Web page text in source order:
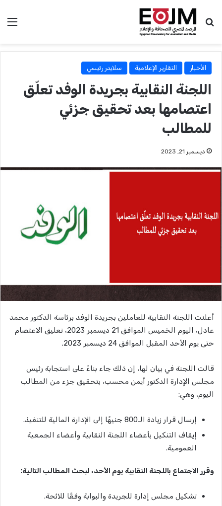
بحث عن
الأخبار التقارير الإعلامية سلايدر رئيسي
اللجنة النقابية بجريدة الوفد تعلّق
اعتصامها بعد تحقيق جزئي
للمطالب
ديسمبر 21, 2023
أعلنت اللجنة النقابية للعاملين بجريدة الوفد برئاسة الدكتور محمد
عادل، اليوم الخميس الموافق 21 ديسمبر 2023، تعليق الاعتصام
حتى يوم الأحد المقبل الموافق 24 ديسمبر 2023.
قالت اللجنة في بيان لها، إن ذلك جاء بناءً على استجابة رئيس
مجلس الإدارة الدكتور أيمن محسب، بتحقيق جزء من المطالب
اليوم، وهي:
إرسال قرار زيادة الـ800 جنيهًا إلى الإدارة المالية للتنفيذ.
إيقاف التنكيل بأعضاء اللجنة النقابية وأعضاء الجمعية
العمومية.
وقرر الاجتماع باللجنة النقابية يوم الأحد، لبحث المطالب التالية:
تشكيل مجلس إدارة للجريدة والبوابة وفقًا للائحة.